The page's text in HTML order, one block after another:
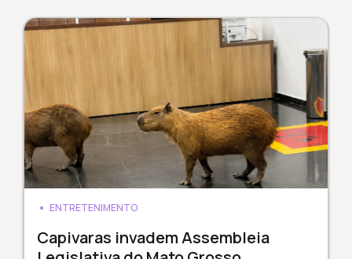
ENTRETENIMENTO
Capivaras invadem Assembleia